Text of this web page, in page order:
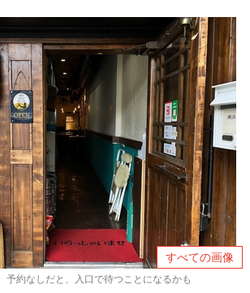
すべての画像
予約なしだと、入口で待つことになるかも